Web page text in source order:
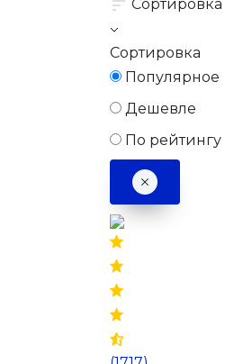
Сортировка
Сортировка
Популярное
Дешевле
По рейтингу